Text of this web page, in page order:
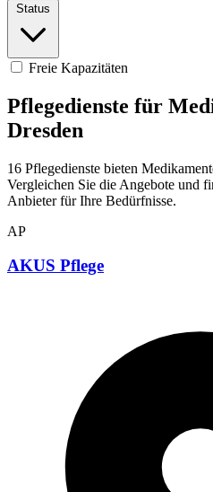
Status
Freie Kapazitäten
Pflegedienste für
Dresden
16 Pflegedienste bieten
Vergleichen Sie die Angebote und
Anbieter für Ihre Bedürfnisse.
AP
AKUS Pflege